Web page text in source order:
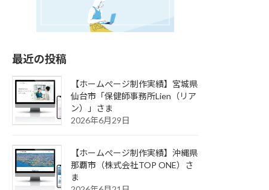
最近の投稿
【ホームぺージ制作実績】宮城県
仙台市「保健師事務所Lien（リア
ン）」さま
2026年6月29日
【ホームぺージ制作実績】沖縄県
那覇市（株式会社TOP ONE）さ
ま